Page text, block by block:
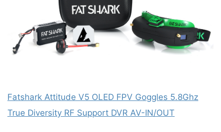
Fatshark Attitude V5 OLED FPV Goggles 5.8Ghz
True Diversity RF Support DVR AV-IN/OUT